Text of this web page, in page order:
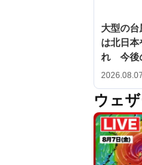
大型の
は北日
れ 今後
ウェ